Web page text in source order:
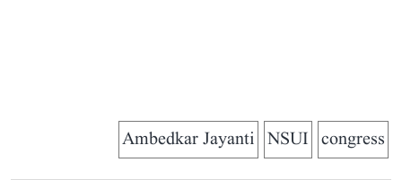
congress
NSUI
Ambedkar Jayanti